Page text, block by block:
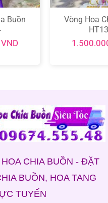
Buồn
VND
Vòng Hoa
CHIA BUỒN - ĐẶT
BUỒN, HOA TANG
TUYẾN